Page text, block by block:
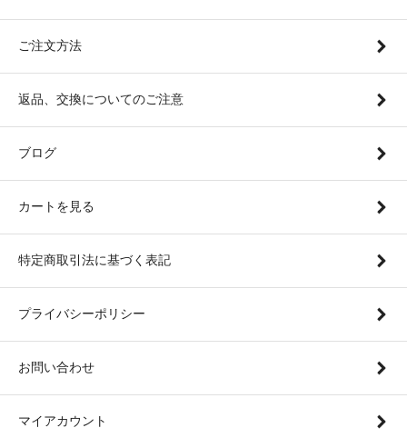
ご注文方法
返品、交換についてのご注意
ブログ
カートを見る
特定商取引法に基づく表記
プライバシーポリシー
お問い合わせ
マイアカウント